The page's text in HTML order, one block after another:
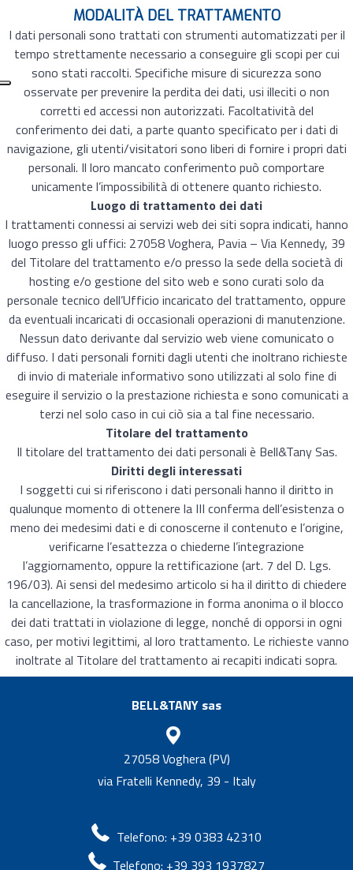
MODALITÀ DEL TRATTAMENTO
I dati personali sono trattati con strumenti automatizzati per il
tempo strettamente necessario a conseguire gli scopi per cui
sono stati raccolti. Specifiche misure di sicurezza sono
osservate per prevenire la perdita dei dati, usi illeciti o non
corretti ed accessi non autorizzati. Facoltatività del
conferimento dei dati, a parte quanto specificato per i dati di
navigazione, gli utenti/visitatori sono liberi di fornire i propri dati
personali. Il loro mancato conferimento può comportare
unicamente l’impossibilità di ottenere quanto richiesto.
Luogo di trattamento dei dati
I trattamenti connessi ai servizi web dei siti sopra indicati, hanno
luogo presso gli uffici: 27058 Voghera, Pavia – Via Kennedy, 39
del Titolare del trattamento e/o presso la sede della società di
hosting e/o gestione del sito web e sono curati solo da
personale tecnico dell’Ufficio incaricato del trattamento, oppure
da eventuali incaricati di occasionali operazioni di manutenzione.
Nessun dato derivante dal servizio web viene comunicato o
diffuso. I dati personali forniti dagli utenti che inoltrano richieste
di invio di materiale informativo sono utilizzati al solo fine di
eseguire il servizio o la prestazione richiesta e sono comunicati a
terzi nel solo caso in cui ciò sia a tal fine necessario.
Titolare del trattamento
Il titolare del trattamento dei dati personali è Bell&Tany Sas.
Diritti degli interessati
I soggetti cui si riferiscono i dati personali hanno il diritto in
qualunque momento di ottenere la III conferma dell’esistenza o
meno dei medesimi dati e di conoscerne il contenuto e l’origine,
verificarne l’esattezza o chiederne l’integrazione
l’aggiornamento, oppure la rettificazione (art. 7 del D. Lgs.
196/03). Ai sensi del medesimo articolo si ha il diritto di chiedere
la cancellazione, la trasformazione in forma anonima o il blocco
dei dati trattati in violazione di legge, nonché di opporsi in ogni
caso, per motivi legittimi, al loro trattamento. Le richieste vanno
inoltrate al Titolare del trattamento ai recapiti indicati sopra.
BELL&TANY sas
27058 Voghera (PV)
via Fratelli Kennedy, 39 - Italy
Telefono: +39 0383 42310
Telefono: +39 393 1937827